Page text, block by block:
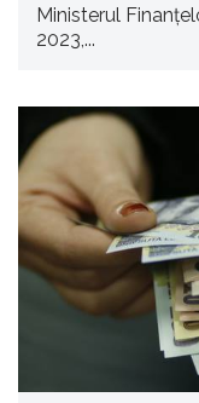
Ministerul
2023,...